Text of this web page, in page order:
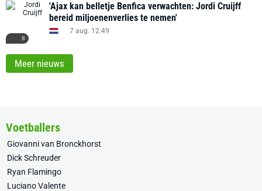
8
'Ajax kan belletje Benfica verwachten: Jordi Cruijff
bereid miljoenenverlies te nemen'
7 aug. 12:49
Meer nieuws
Voetballers
Giovanni van Bronckhorst
Dick Schreuder
Ryan Flamingo
Luciano Valente